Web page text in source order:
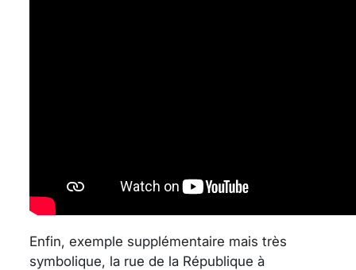
Enfin, exemple supplémentaire mais très
symbolique, la rue de la République à